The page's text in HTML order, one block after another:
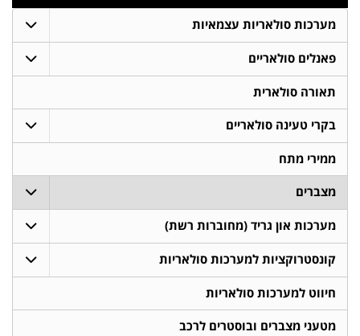
מערכות סולאריות עצמאיות
פאנלים סולאריים
תאורה סולארית
בקרי טעינה סולאריים
ממירי מתח
מצברים
מערכות און גריד (מחוברות רשת)
קונסטרוקציות למערכות סולאריות
חיווט למערכות סולאריות
מטעני מצברים ובוסטרים לרכב